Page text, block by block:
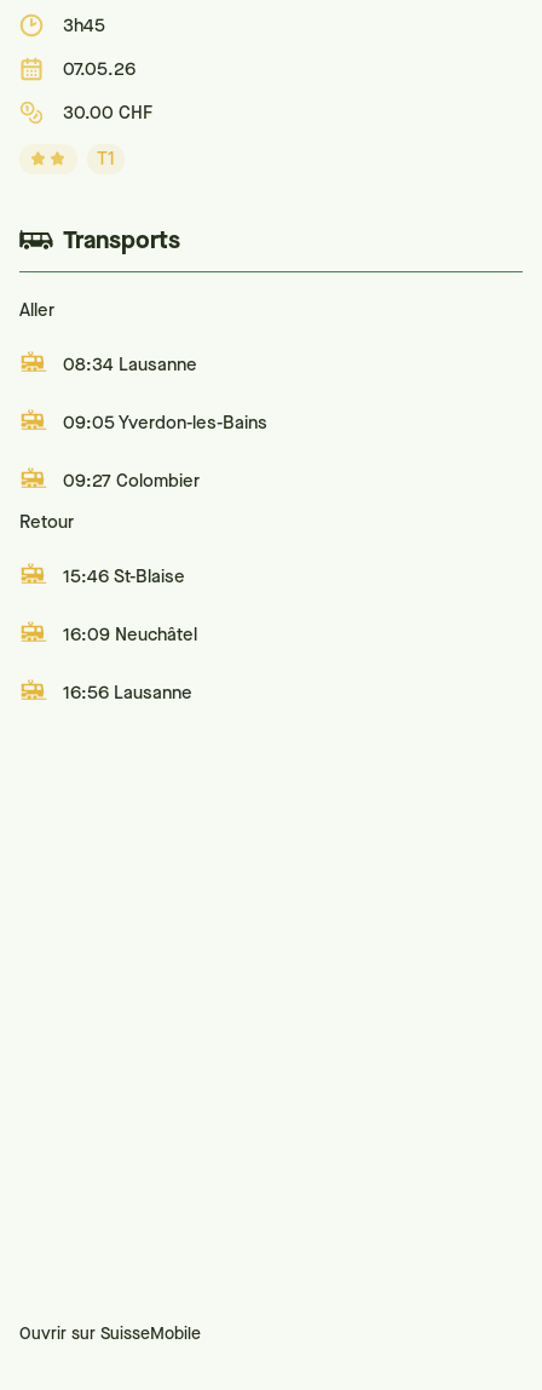
3h45
07.05.26
30.00 CHF
T1
Transports
Aller
08:34 Lausanne
09:05 Yverdon-les-Bains
09:27 Colombier
Retour
15:46 St-Blaise
16:09 Neuchâtel
16:56 Lausanne
Ouvrir sur SuisseMobile